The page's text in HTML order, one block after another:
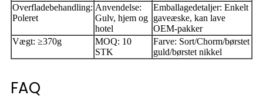
Overfladebehandling:
Poleret
Anvendelse:
Gulv, hjem og
hotel
Emballagedetaljer: Enkelt
gaveæske, kan lave
OEM-pakker
Vægt: ≥370g
MOQ: 10
STK
Farve: Sort/Chorm/børstet
guld/børstet nikkel
FAQ